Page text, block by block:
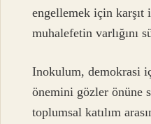
engellemek için
muhalefetin varlığını
Inokulum, demokrasi
önemini gözler önüne
toplumsal katılım